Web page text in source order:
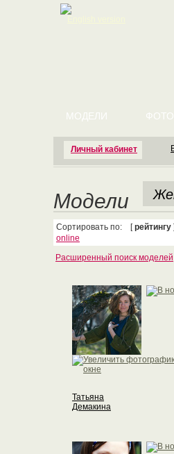
Личный кабинет
МОДЕЛИ
Модели
Сортировать по: [рейтингу
online
Расширенный поиск моделей
Татьяна
Демакина